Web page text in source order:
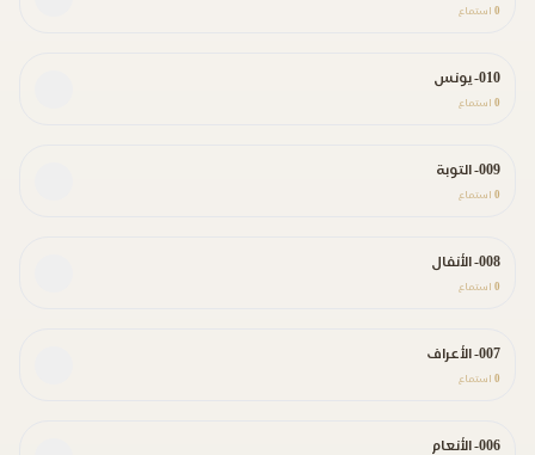
0 استماع
010- يونس
0 استماع
009- التوبة
0 استماع
008- الأنفال
0 استماع
007- الأعراف
0 استماع
006- الأنعام